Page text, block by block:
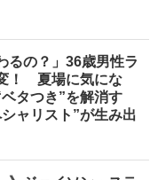
るの？」36歳男性ラ
！ 夏場に気にな
タつき”を解消す
ャリスト”が生み出